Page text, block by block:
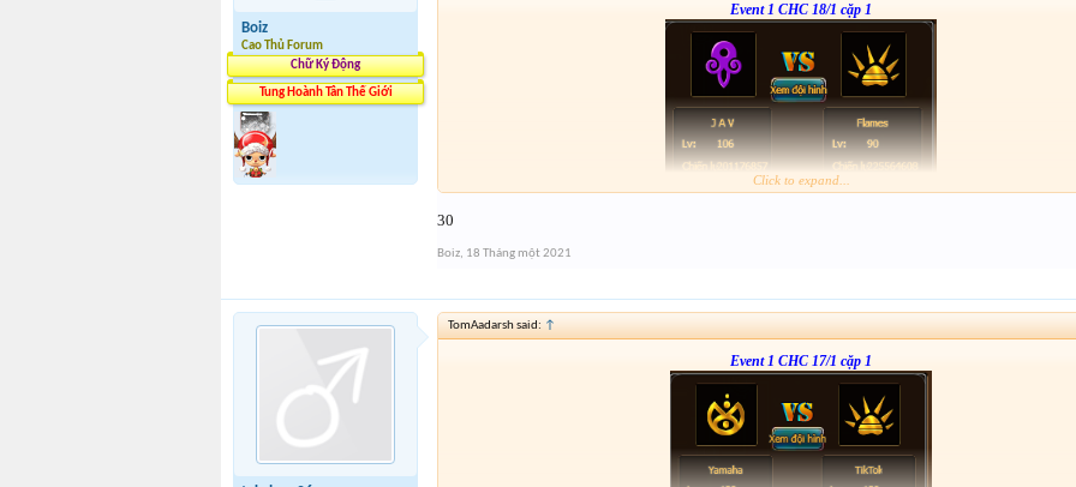
Boiz
Cao Thủ Forum
Chữ Ký Động
Tung Hoành Tân Thế Giới
Event 1 CHC 18/1 cặp 1
Click to expand...
30
Boiz, 18 Tháng một 2021
TomAadarsh said: ↑
Event 1 CHC 17/1 cặp 1